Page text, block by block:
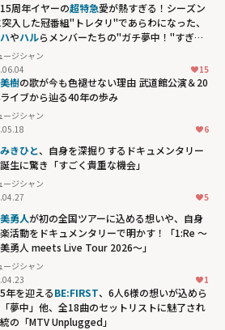
周年イヤーの超特急愛が熱すぎる！シーズン
入した冠番組"トレタリ"であらわになった、
やハルらメンバーたちの"ガチ夢中！"すぎる
ぶり
ージシャン
15
樹の歌が今も色褪せない理由 武道館公演＆20
イブから辿る40年の歩み
ージシャン
6
きひと、自身を深掘りするドキュメンタリー
生に驚き「すごく貴重な機会」
ージシャン
5
勇人が初の全国ツアーに込める想いや、自身
活動をドキュメンタリーで明かす！「1:Re ～
勇人 meets Live Tour 2026～」
ージシャン
1
年を迎えるBE:FIRST、6人6様の想いが込めら
夢中」他、全18曲のセットリストに魅了され
の「MTV Unplugged」